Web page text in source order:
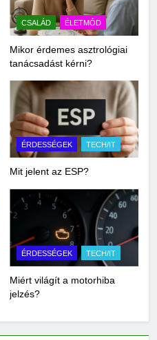
CSALÁD ÉLETMÓD
Mikor érdemes asztrológiai
tanácsadást kérni?
ÉRDESSÉGEK TECH/IT
Mit jelent az ESP?
ÉRDESSÉGEK TECH/IT
Miért világít a motorhiba
jelzés?